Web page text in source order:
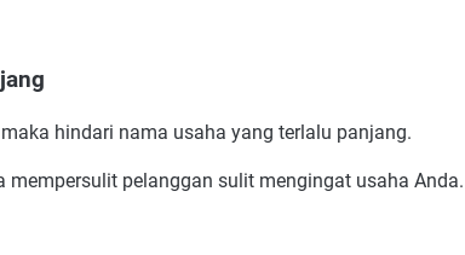
& Siap Pakai
hindari nama usaha yang terlalu panjang.
pelanggan sulit mengingat usaha Anda.